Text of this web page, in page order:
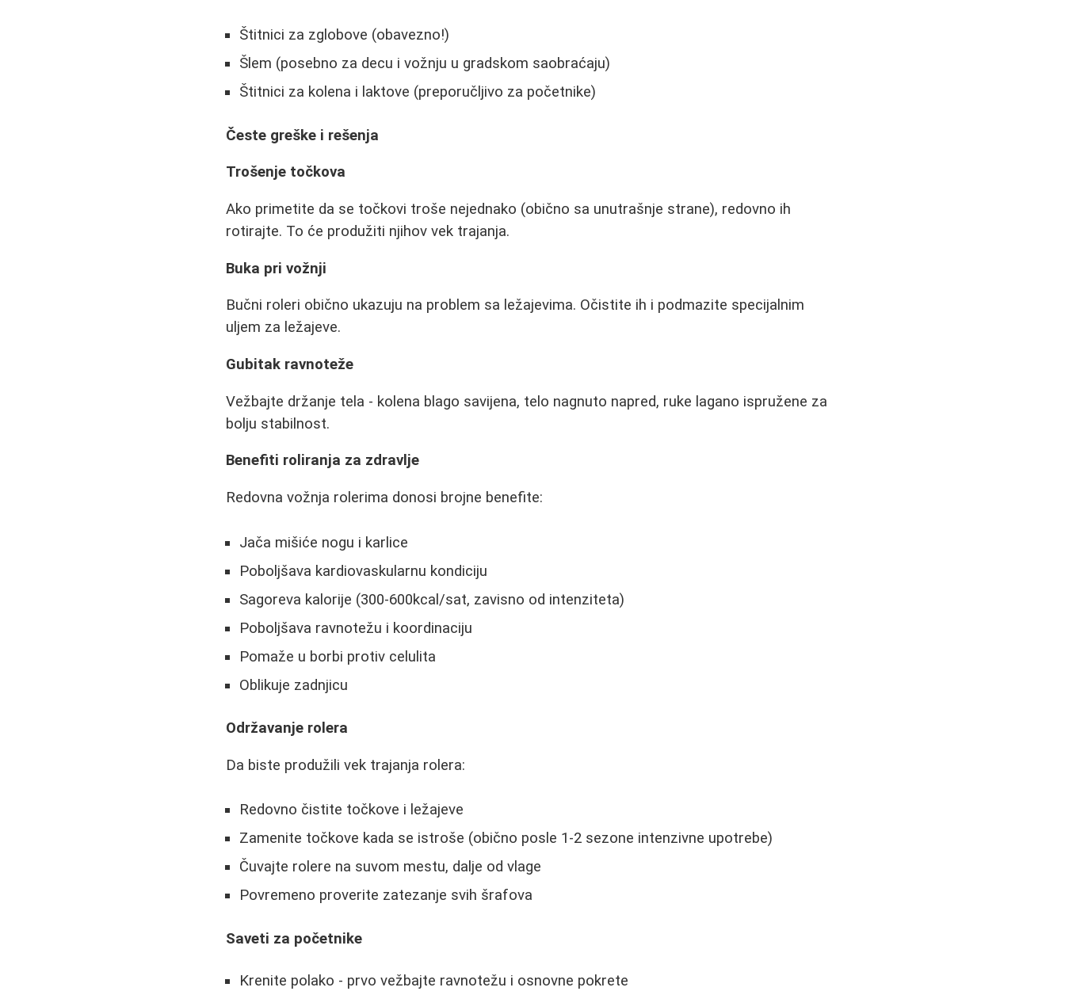
Štitnici za zglobove (obavezno!)
Šlem (posebno za decu i vožnju u gradskom saobraćaju)
Štitnici za kolena i laktove (preporučljivo za početnike)
Česte greške i rešenja
Trošenje točkova
Ako primetite da se točkovi troše nejednako (obično sa unutrašnje strane), redovno ih
rotirajte. To će produžiti njihov vek trajanja.
Buka pri vožnji
Bučni roleri obično ukazuju na problem sa ležajevima. Očistite ih i podmazite specijalnim
uljem za ležajeve.
Gubitak ravnoteže
Vežbajte držanje tela - kolena blago savijena, telo nagnuto napred, ruke lagano ispružene za
bolju stabilnost.
Benefiti roliranja za zdravlje
Redovna vožnja rolerima donosi brojne benefite:
Jača mišiće nogu i karlice
Poboljšava kardiovaskularnu kondiciju
Sagoreva kalorije (300-600kcal/sat, zavisno od intenziteta)
Poboljšava ravnotežu i koordinaciju
Pomaže u borbi protiv celulita
Oblikuje zadnjicu
Održavanje rolera
Da biste produžili vek trajanja rolera:
Redovno čistite točkove i ležajeve
Zamenite točkove kada se istroše (obično posle 1-2 sezone intenzivne upotrebe)
Čuvajte rolere na suvom mestu, dalje od vlage
Povremeno proverite zatezanje svih šrafova
Saveti za početnike
Krenite polako - prvo vežbajte ravnotežu i osnovne pokrete